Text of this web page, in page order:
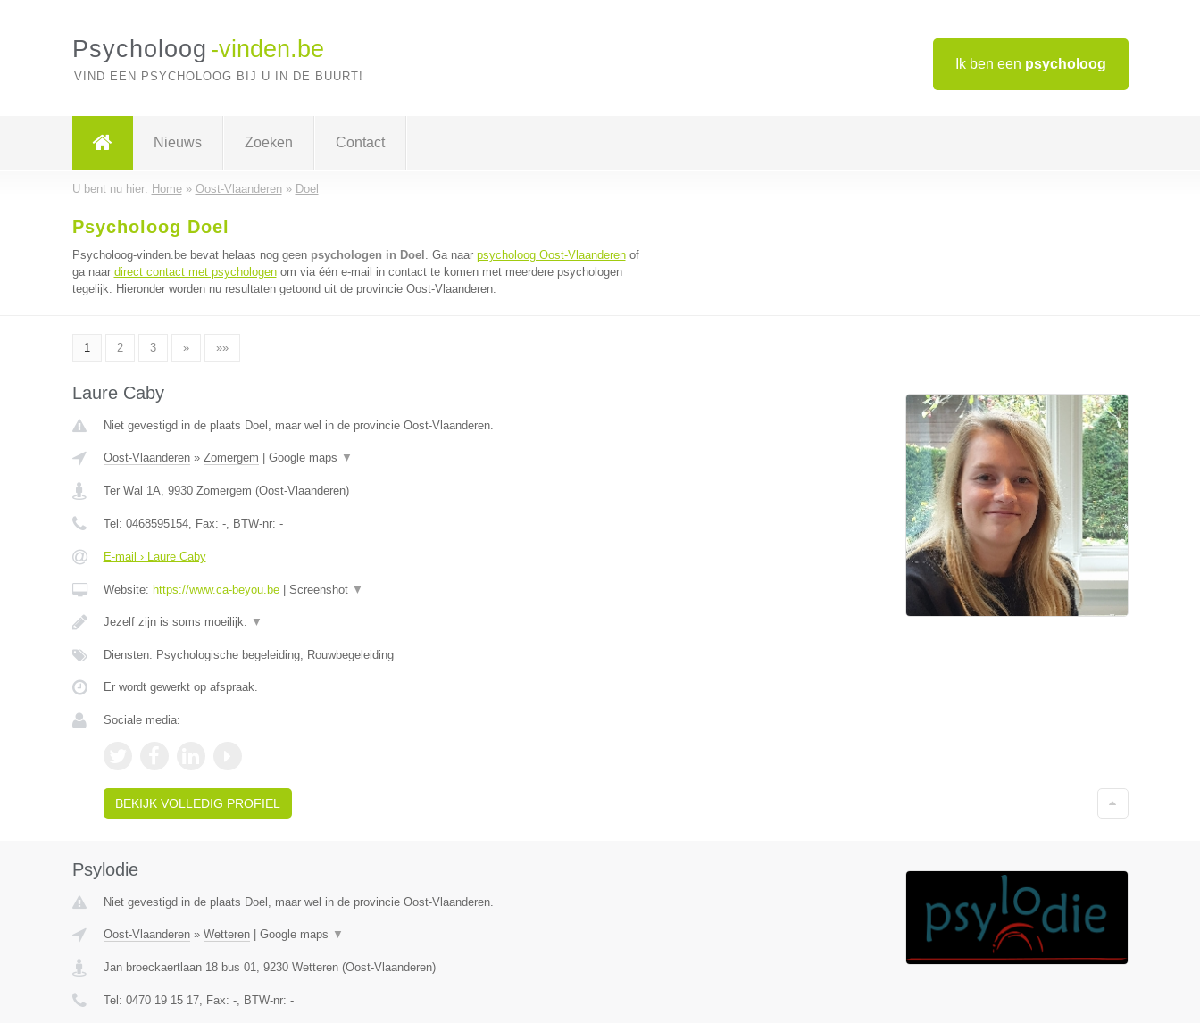
Ik ben een psycholoog
Psycholoog -vinden.be
VIND EEN PSYCHOLOOG BIJ U IN DE BUURT!
Nieuws Zoeken Contact
U bent nu hier: Home» Oost-Vlaanderen» Doel
Psycholoog Doel
Psycholoog-vinden.be bevat helaas nog geen psychologen in Doel . Ga naar psycholoog Oost-Vlaanderenof
ga naar direct contact met psychologenom via één e-mail in contact te komen met meerdere psychologen
tegelijk. Hieronder worden nu resultaten getoond uit de provincie Oost-Vlaanderen.
1 2 3 » »»
Laure Caby
Niet gevestigd in de plaats Doel, maar wel in de provincie Oost-Vlaanderen.
Oost-Vlaanderen» Zomergem Google maps ▼
Ter Wal 1A, 9930 Zomergem (Oost-Vlaanderen)
Tel: 0468595154, Fax: -, BTW-nr: -
E-mail › Laure Caby
Website: https://www.ca-beyou.be| Screenshot ▼
Jezelf zijn is soms moeilijk. ▼
Diensten: Psychologische begeleiding, Rouwbegeleiding
Er wordt gewerkt op afspraak.
Sociale media:
BEKIJK VOLLEDIG PROFIEL
Psylodie
Niet gevestigd in de plaats Doel, maar wel in de provincie Oost-Vlaanderen.
Oost-Vlaanderen» Wetteren| Google maps ▼
Jan broeckaertlaan 18 bus 01, 9230 Wetteren(Oost-Vlaanderen)
Tel: 0470 19 15 17, Fax: -, BTW-nr: -